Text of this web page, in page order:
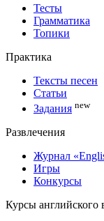
Тесты
Грамматика
Топики
Практика
Тексты песен
Статьи
Задания new
Развлечения
Журнал
Игры
Конкурсы
Курсы английского